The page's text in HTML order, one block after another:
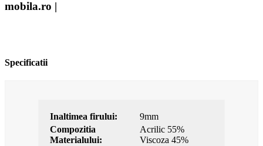
mobila.ro |
Specificatii
Inaltimea firului:
9mm
Compozitia
Materialului:
Acrilic 55%
Viscoza 45%